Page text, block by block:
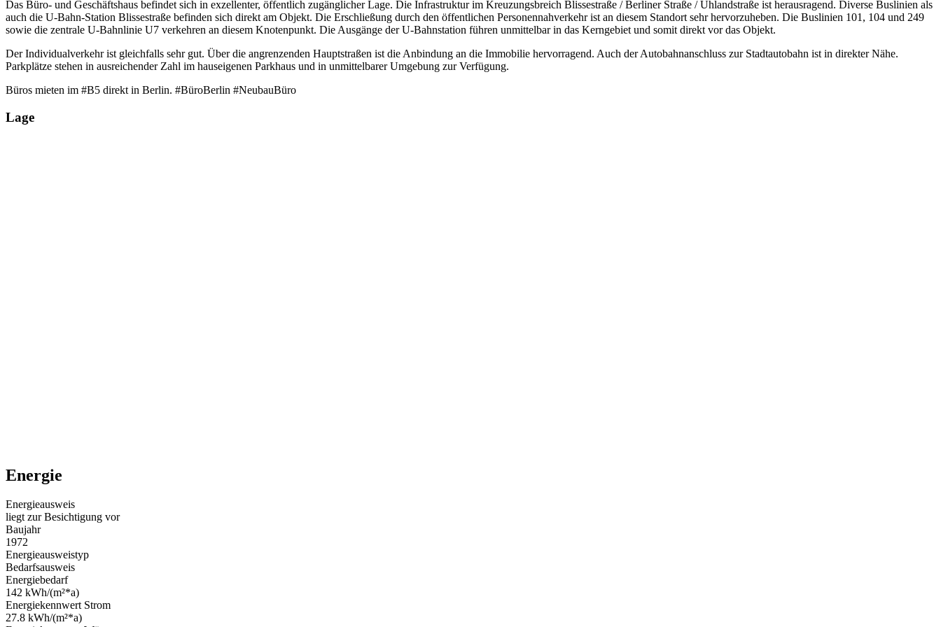
Das Büro- und Geschäftshaus befindet sich in exzellenter, öffentlich zugänglicher Lage. Die Infrastruktur im Kreuzungsbreich Blissestraße / Berliner Straße / Uhlandstraße ist herausragend. Diverse Buslinien als
auch die U-Bahn-Station Blissestraße befinden sich direkt am Objekt. Die Erschließung durch den öffentlichen Personennahverkehr ist an diesem Standort sehr hervorzuheben. Die Buslinien 101, 104 und 249
sowie die zentrale U-Bahnlinie U7 verkehren an diesem Knotenpunkt. Die Ausgänge der U-Bahnstation führen unmittelbar in das Kerngebiet und somit direkt vor das Objekt.
Der Individualverkehr ist gleichfalls sehr gut. Über die angrenzenden Hauptstraßen ist die Anbindung an die Immobilie hervorragend. Auch der Autobahnanschluss zur Stadtautobahn ist in direkter Nähe.
Parkplätze stehen in ausreichender Zahl im hauseigenen Parkhaus und in unmittelbarer Umgebung zur Verfügung.
Büros mieten im #B5 direkt in Berlin. #BüroBerlin #NeubauBüro
Lage
Energie
Energieausweis
liegt zur Besichtigung vor
Baujahr
1972
Energieausweistyp
Bedarfsausweis
Energiebedarf
142 kWh/(m²*a)
Energiekennwert Strom
27.8 kWh/(m²*a)